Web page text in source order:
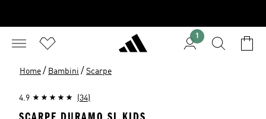
1
Home / Bambini / Scarpe
4.9 (34)